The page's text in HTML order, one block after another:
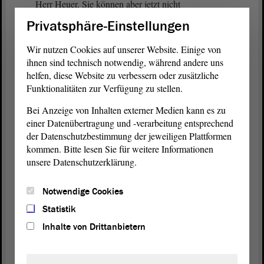
Herr Heuer, Sie können aber jetzt nicht
(Unruhe)
Wollen Sie zum Abstimmungsverfahren etwas
sagen?
- Nein. Wir sind im Abstimmungsverfahren.
(Zustimmung bei der CDU - Zurufe von der AfD,
gebeten, auch die Prostimmen auszuzählen. Das ist
Ihr gutes Recht. Deswegen zählen wir auch die
Privatsphäre-Einstellungen
Wir nutzen Cookies auf unserer Website. Einige von
ihnen sind technisch notwendig, während andere uns
helfen, diese Website zu verbessern oder zusätzliche
Funktionalitäten zur Verfügung zu stellen.
Bei Anzeige von Inhalten externer Medien kann es zu
einer Datenübertragung und -verarbeitung entsprechend
der Datenschutzbestimmung der jeweiligen Plattformen
kommen. Bitte lesen Sie für weitere Informationen
unsere Datenschutzerklärung.
Notwendige Cookies
Statistik
Inhalte von Drittanbietern